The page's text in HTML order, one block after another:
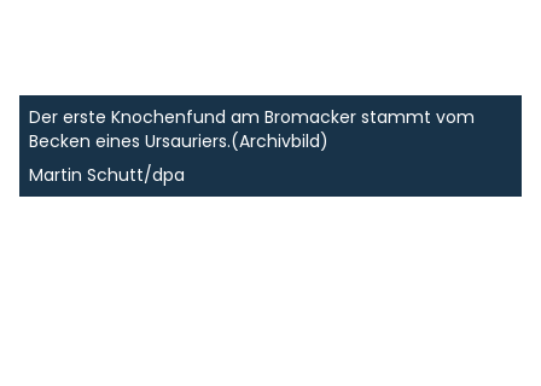
Der erste Knochenfund am Bromacker stammt vom
Becken eines Ursauriers.(Archivbild)
Martin Schutt/dpa